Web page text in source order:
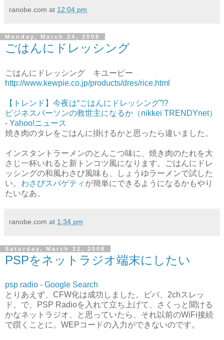
ranobe.com at 12:04 pm
Monday, March 24, 2008
ごはんにドレッシング
ごはんにドレッシング キユーピー
http://www.kewpie.co.jp/products/dres/rice.html
【トレンド】今夜は“ごはんにドレッシング”!?
ビジネスパーソンの救世主になるか（nikkei TRENDYnet）
- Yahoo!ニュース
焼き肉のタレをごはんに掛けるかと思ったら違いました。
インスタントラーメンのとんこつ味に、焼き肉のたれを大
さじ一杯いれると新トンコツ風になります。ごはんにドレ
ッシングの和風わさび風味も、しょうゆラーメンで試した
い。 わさびスパゲティ が簡単にできるようになるかもやり
たいなあ。
ranobe.com at 1:34 pm
Saturday, March 22, 2008
PSPをネットラジオ端末にしたい
psp radio - Google Search
とりあえず、CFW化は成功しました。ビバ、2chスレッ
ド。で、PSP Radioを入れて立ち上げて、さくっと聞ける
かなネットラジオ、と思っていたら、それ以前のWiFi接続
で躓くことに。WEPコードの入力ができないのです。